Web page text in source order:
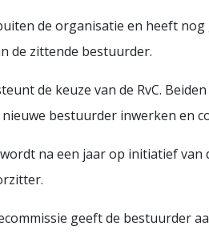
de organisatie en heeft
de zittende bestuurder.
de keuze van de RvC.
bestuurder inwerken en
na een jaar op initiatief
geeft de bestuurder